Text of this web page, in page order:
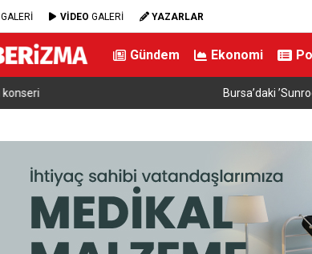
GALERİ VİDEO GALERİ YAZARLAR
Gündem Ekonomi
’Sunrooflu Cami’ mimarisiyle dikkat çekiyor